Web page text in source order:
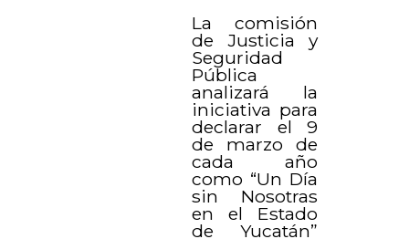
La comisión
de Justicia y
Seguridad
Pública
analizará la
iniciativa para
declarar el 9
de marzo de
cada año
como “Un Día
sin Nosotras
en el Estado
de Yucatán”